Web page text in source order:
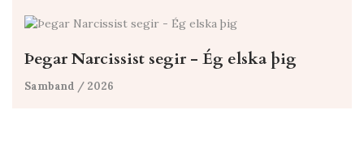
Þegar Narcissist segir - Ég elska þig
Samband / 2026